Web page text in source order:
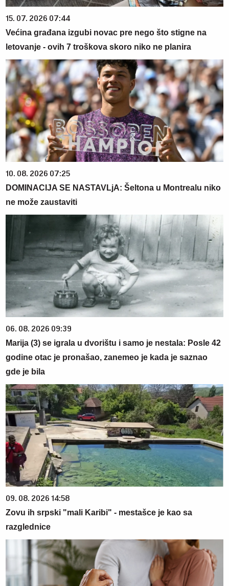
15. 07. 2026 07:44
Većina građana izgubi novac pre nego što stigne na
letovanje - ovih 7 troškova skoro niko ne planira
10. 08. 2026 07:25
DOMINACIJA SE NASTAVLjA: Šeltona u Montrealu niko
ne može zaustaviti
06. 08. 2026 09:39
Marija (3) se igrala u dvorištu i samo je nestala: Posle 42
godine otac je pronašao, zanemeo je kada je saznao
gde je bila
09. 08. 2026 14:58
Zovu ih srpski "mali Karibi" - mestašce je kao sa
razglednice